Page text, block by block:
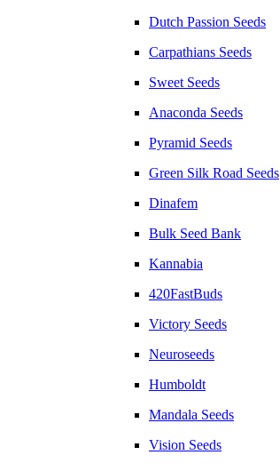
Dutch Passion Seeds
Carpathians Seeds
Sweet Seeds
Anaconda Seeds
Pyramid Seeds
Green Silk Road Seeds
Dinafem
Bulk Seed Bank
Kannabia
420FastBuds
Victory Seeds
Neuroseeds
Humboldt
Mandala Seeds
Vision Seeds